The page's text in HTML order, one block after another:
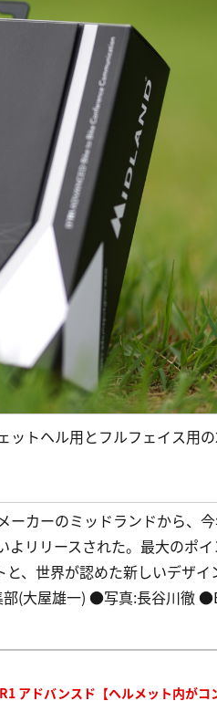
ットヘル用とフルフェイス用
ーカーのミッドランドから、
リリースされた。最大のポ
、世界が認めた新しいデザイ
(大屋雄一) ●写真:長谷川徹
アドバンスド【ヘルメット内がコ